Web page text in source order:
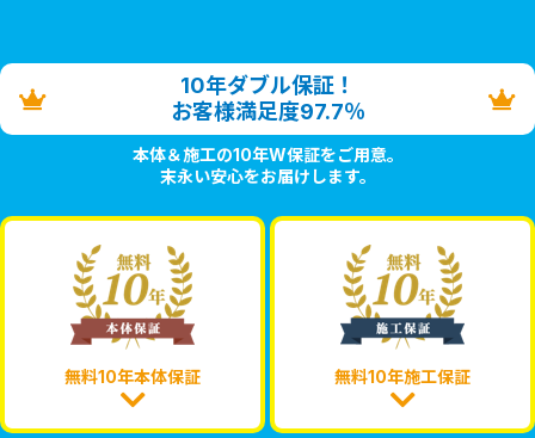
10年ダブル保証！
お客様満足度97.7％
本体＆施工の10年W保証をご用意。
末永い安心をお届けします。
無料10年本体保証 無料10年施工保証